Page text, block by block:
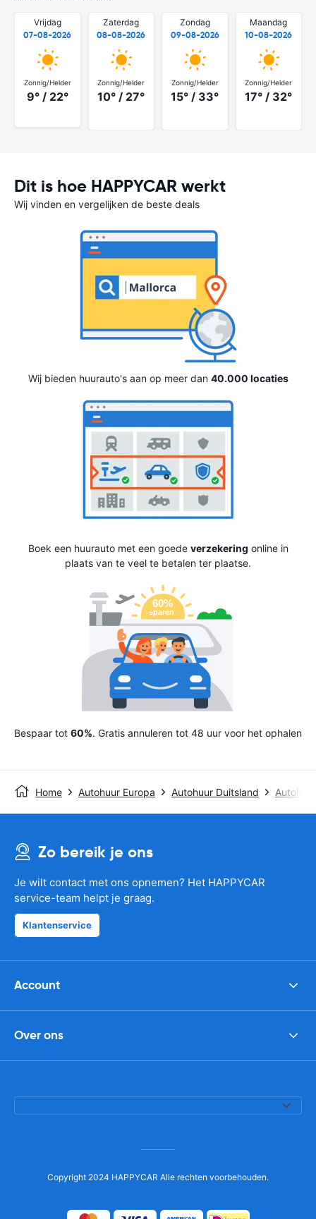
Vrijdag
07-08-2026
Zonnig/Helder
9° / 22°
Zaterdag
08-08-2026
Zonnig/Helder
10° / 27°
Zondag
09-08-2026
Zonnig/Helder
15° / 33°
Maandag
10-08-2026
Zonnig/Helder
17° / 32°
Dit is hoe HAPPYCAR werkt
Wij vinden en vergelijken de beste deals
Wij bieden huurauto's aan op meer dan 40.000 locaties
Boek een huurauto met een goede verzekering online in
plaats van te veel te betalen ter plaatse.
Bespaar tot 60%. Gratis annuleren tot 48 uur voor het ophalen
Home Autohuur Europa Autohuur Duitsland
Zo bereik je ons
Je wilt contact met ons opnemen? Het HAPPYCAR
service-team helpt je graag.
Klantenservice
Account
Over ons
Copyright 2024 HAPPYCAR Alle rechten voorbehouden.